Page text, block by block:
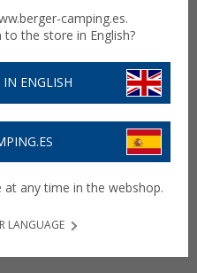
camping.es.
the store in English?
ENGLISH
at any time in the webshop.
LANGUAGE